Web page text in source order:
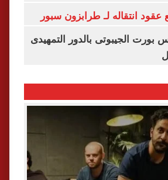
انتقاله لـ طرابزون سبور
بورت الجيبوتى بالدور التمهيدى